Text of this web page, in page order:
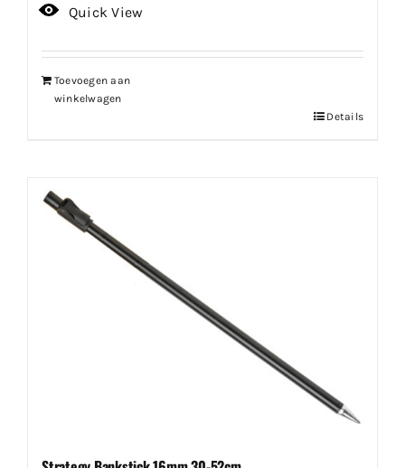
Quick View
Toevoegen aan
winkelwagen
Details